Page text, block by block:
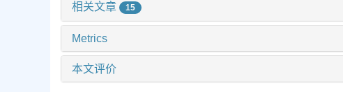
相关文章 15
Metrics
本文评价